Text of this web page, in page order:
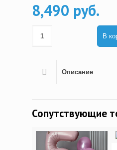
8,490 руб.
В
Описание
Сопутствующие